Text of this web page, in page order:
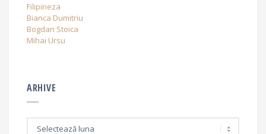
Filipineza
Bianca Dumitriu
Bogdan Stoica
Mihai Ursu
ARHIVE